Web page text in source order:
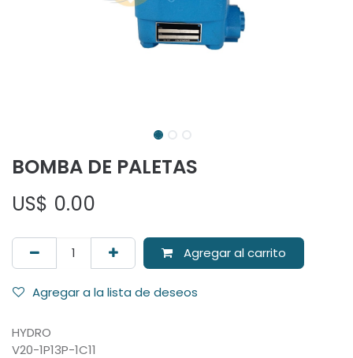
BOMBA DE PALETAS
US$ 0.00
Agregar al carrito
Agregar a la lista de deseos
HYDRO
V20-1P13P-1C11